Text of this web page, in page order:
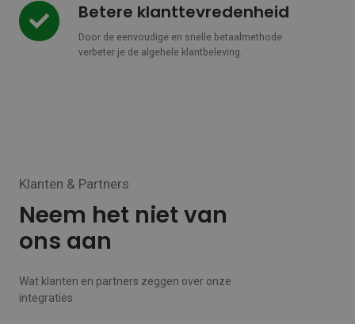
Betere klanttevredenheid
Door de eenvoudige en snelle betaalmethode
verbeter je de algehele klantbeleving.
Betere
klanttevredenheid
Klanten & Partners
Neem het niet van
ons aan
Wat klanten en partners zeggen over onze
integraties